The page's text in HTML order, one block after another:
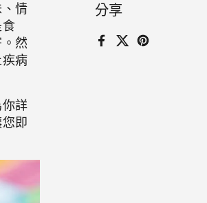
分享
Facebook
X (Twitter)
Pinterest
情
然
病
詳
即